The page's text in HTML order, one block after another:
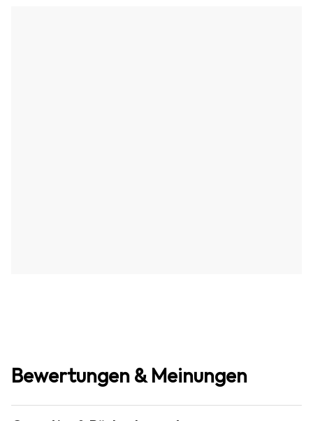
Bewertungen & Meinungen